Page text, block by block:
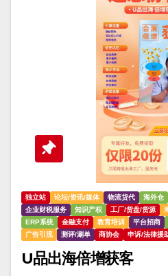
独立站 论坛/资讯/媒体 物流货代 海外仓
企业财税服务
知识产权 工厂/货盘/货源
ERP系统
金融支付 教育培训 平台招商
广告引流
测评/涮单 商协会 申诉/法律援
U品出海倍增获客